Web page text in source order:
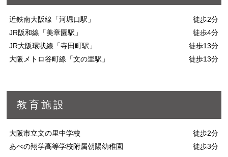
近鉄南大阪線「河堀口駅」
徒歩2分
JR阪和線「美章園駅」
徒歩4分
JR大阪環状線「寺田町駅」
徒歩13分
大阪メトロ谷町線「文の里駅」
徒歩13分
教育施設
大阪市立文の里中学校
徒歩2分
あべの翔学高等学校附属朝陽幼稚園
徒歩3分